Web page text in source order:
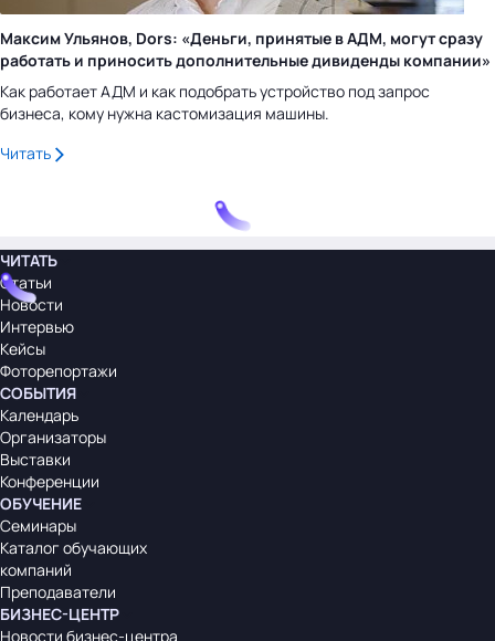
Максим Ульянов, Dors: «Деньги, принятые в АДМ, могут сразу
работать и приносить дополнительные дивиденды компании»
Как работает АДМ и как подобрать устройство под запрос
бизнеса, кому нужна кастомизация машины.
Читать
ЧИТАТЬ
Статьи
Новости
Интервью
Кейсы
Фоторепортажи
СОБЫТИЯ
Календарь
Организаторы
Выставки
Конференции
ОБУЧЕНИЕ
Семинары
Каталог обучающих
компаний
Преподаватели
БИЗНЕС-ЦЕНТР
Новости бизнес-центра